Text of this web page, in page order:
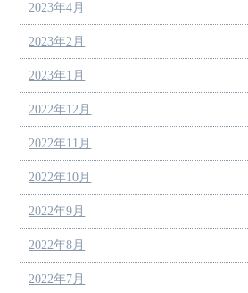
2023年4月
2023年2月
2023年1月
2022年12月
2022年11月
2022年10月
2022年9月
2022年8月
2022年7月